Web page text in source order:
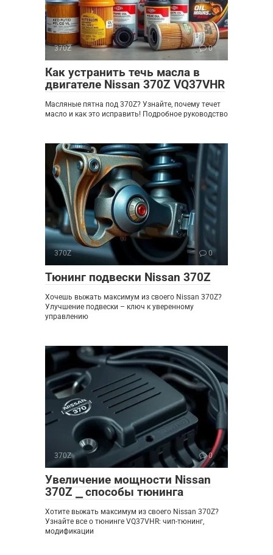
370Z 0
Как устранить течь масла в
двигателе Nissan 370Z VQ37VHR
Масляные пятна под 370Z? Узнайте, почему течет
масло и как это исправить! Подробное руководство
370Z 0
Тюнинг подвески Nissan 370Z
Хочешь выжать максимум из своего Nissan 370Z?
Улучшение подвески – ключ к уверенному
управлению
370Z 0
Увеличение мощности Nissan
370Z ⎯ способы тюнинга
Хотите выжать максимум из своего Nissan 370Z?
Узнайте все о тюнинге VQ37VHR: чип-тюнинг,
модификации